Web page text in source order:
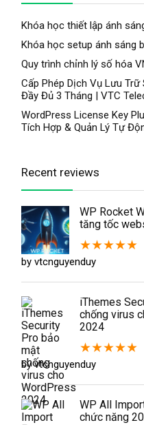
Khóa học thiết lập ánh
Khóa học setup ánh sáng
Quy trình chỉnh lý số hóa
Cấp Phép Dịch Vụ Lưu
Đầy Đủ 3 Tháng | VTC
WordPress License Key
Tích Hợp & Quản Lý Tự
Recent reviews
WP Rocket
tăng tốc
★★★★★
by vtcnguyenduy
iThemes
chống virus
2024
★★★★★
by vtcnguyenduy
WP All
chức năng